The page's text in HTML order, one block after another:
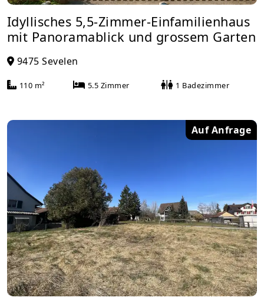
Idyllisches 5,5-Zimmer-Einfamilienhaus
mit Panoramablick und grossem Garten
9475 Sevelen
110 m² 5.5 Zimmer 1 Badezimmer
Auf Anfrage